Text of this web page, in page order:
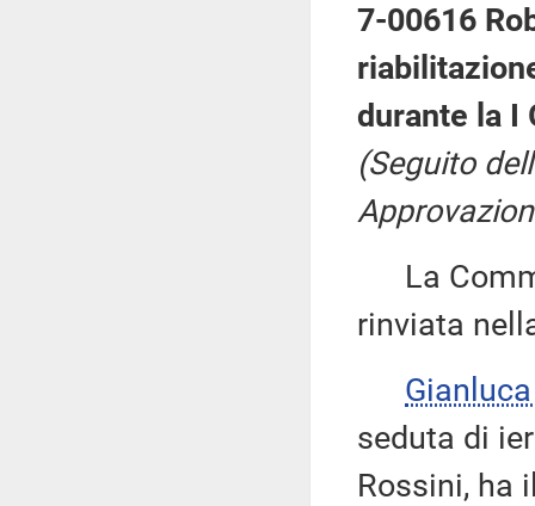
7-00616
durante la I
(Seguito
La
rinviata
seduta di
Rossini, ha